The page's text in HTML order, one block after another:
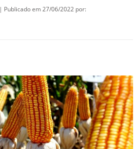
| Publicado em 27/06/2022 por: